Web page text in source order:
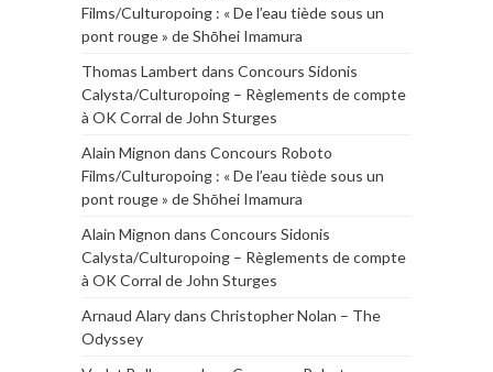
Films/Culturopoing : « De l’eau tiède sous un
pont rouge » de Shōhei Imamura
Thomas Lambert dans Concours Sidonis
Calysta/Culturopoing – Règlements de compte
à OK Corral de John Sturges
Alain Mignon dans Concours Roboto
Films/Culturopoing : « De l’eau tiède sous un
pont rouge » de Shōhei Imamura
Alain Mignon dans Concours Sidonis
Calysta/Culturopoing – Règlements de compte
à OK Corral de John Sturges
Arnaud Alarydans Christopher Nolan – The
Odyssey